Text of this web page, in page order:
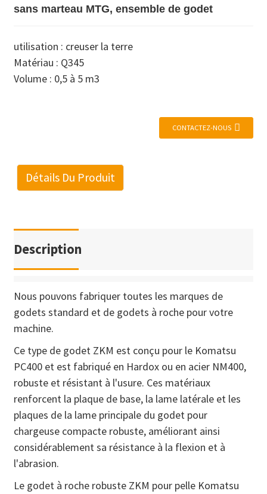
sans marteau MTG, ensemble de godet
utilisation : creuser la terre
Matériau : Q345
Volume : 0,5 à 5 m3
CONTACTEZ-NOUS
Détails Du Produit
Description
Nous pouvons fabriquer toutes les marques de
godets standard et de godets à roche pour votre
machine.
Ce type de godet ZKM est conçu pour le Komatsu
PC400 et est fabriqué en Hardox ou en acier NM400,
robuste et résistant à l'usure. Ces matériaux
renforcent la plaque de base, la lame latérale et les
plaques de la lame principale du godet pour
chargeuse compacte robuste, améliorant ainsi
considérablement sa résistance à la flexion et à
l'abrasion.
Le godet à roche robuste ZKM pour pelle Komatsu